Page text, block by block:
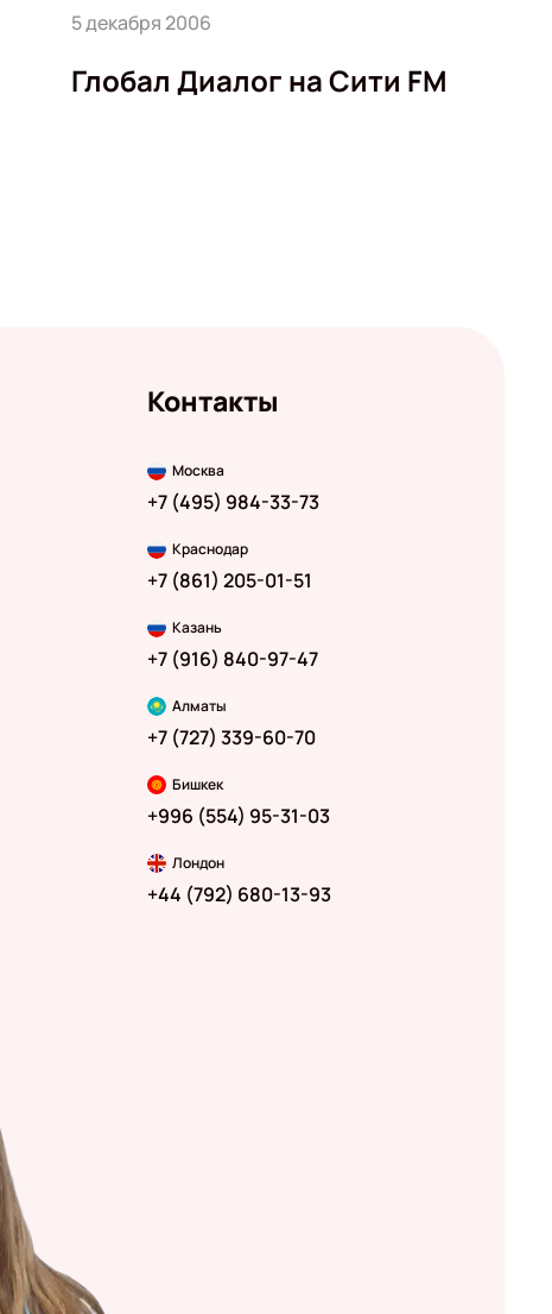
5 декабря 2006
Глобал Диалог на Сити FM
Контакты
Москва
+7 (495) 984-33-73
Краснодар
+7 (861) 205-01-51
Казань
+7 (916) 840-97-47
Алматы
+7 (727) 339-60-70
Бишкек
+996 (554) 95-31-03
Лондон
+44 (792) 680-13-93